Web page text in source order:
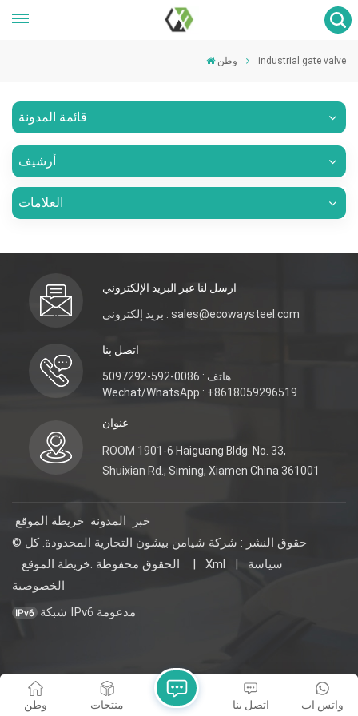
وطن industrial gate valve
قائمة المدونة
أرشيف
العلامات
ارسل لنا عبر البريد الإلكتروني
بريد إلكتروني : sales@ecowaysteel.com
اتصل بنا
هاتف : 0086-592-5097292
Wechat/WhatsApp : +8618059296519
عنوان
ROOM 1901-6 Haiguang Bldg. No. 33,
Shuixian Rd., Siming, Xiamen China 361001
خريطة الموقع المدونة
خبر
© حقوق النشر : شركة شيامن بيشون التجارية المحدودة. كل
الحقوق محفوظة .
| Xml |
سياسة
الخصوصية
شبكة IPv6 مدعومة
وطن منتجات واتس اب اتصل بنا